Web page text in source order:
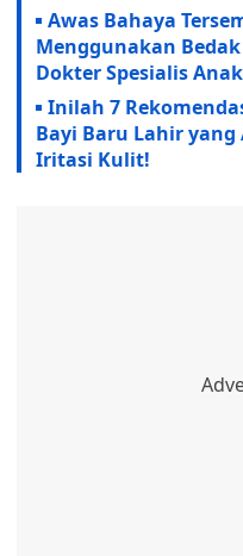
Awas Bahaya
Menggunakan
Dokter Spesialis Anak
Inilah 7
Bayi Baru Lahir yang
Iritasi Kulit!